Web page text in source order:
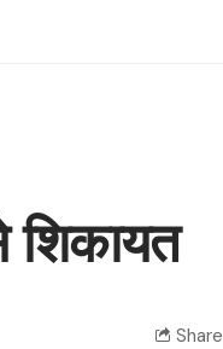
शिकायत
Share